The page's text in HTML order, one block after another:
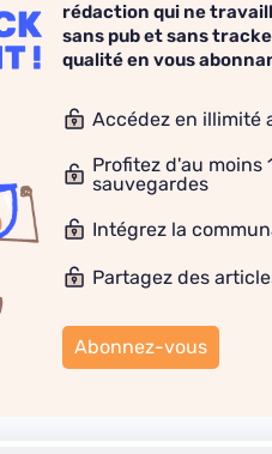
rédaction qui ne
sans pub et sans
qualité en vous
Accédez en illimité
Profitez d'au moins
sauvegardes
Intégrez la
Partagez des
Abonnez-vous